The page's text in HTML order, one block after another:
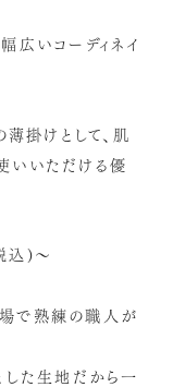
広いコーディネイ
薄掛けとして、肌
いいただける優
込)～
で熟練の職人が
した生地だから一